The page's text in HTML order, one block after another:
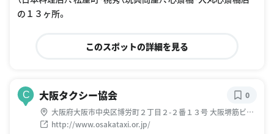
の１３ヶ所。
このスポットの詳細を見る
C 大阪タクシー協会
大阪府大阪市中央区博労町２丁目２-２番１３号 大阪堺筋ビル
2階
http://www.osakataxi.or.jp/
0